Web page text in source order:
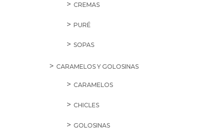
CREMAS
PURÉ
SOPAS
CARAMELOS Y GOLOSINAS
CARAMELOS
CHICLES
GOLOSINAS